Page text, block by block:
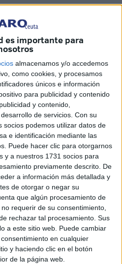
es importante para
almacenamos y/o accedemos
como cookies, y procesamos
únicos e información
para publicidad y contenido
y contenido,
de servicios. Con su
socios podemos utilizar datos de
e identificación mediante las
Puede hacer clic para otorgarnos
y a nuestros 1731 socios para
previamente descrito. De
a información más detallada y
de otorgar o negar su
que algún procesamiento de
requerir de su consentimiento,
rechazar tal procesamiento. Sus
a este sitio web. Puede cambiar
en cualquier
y haciendo clic en el botón
de la página web.
de laGuardia Civilde
tarde de este lunes a un
de Chauen, después de
en los que el joven
del Tarajal.El temporal no
escenas de marcado
sumaba a las llevadas a cabo
actuaciones tanto de
marroquí. Y es que
rescataba a un joven
mientras que Marruecos
Así hasta llegar a esta
el mejor de los resultados:
sano y salvo trasladado
hacerse cargo del mismo la